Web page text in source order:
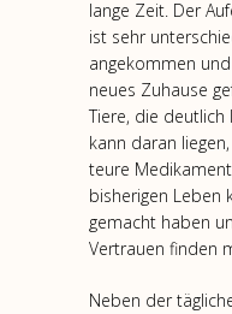
lange Zeit. Der
ist sehr
angekommen
neues Zuhause
Tiere, die deutlich
kann daran
teure
bisherigen Leben
gemacht haben
Vertrauen finden
Neben der